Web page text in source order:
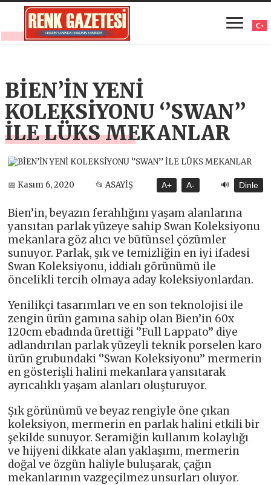
BİEN’İN YENİ
KOLEKSİYONU ‘’SWAN’’
İLE LÜKS MEKANLAR
📅 Kasım 6, 2020 📂 ASAYİŞ A+ A- 🔊 Dinle
Bien’in, beyazın ferahlığını yaşam alanlarına
yansıtan parlak yüzeye sahip Swan Koleksiyonu
mekanlara göz alıcı ve bütünsel çözümler
sunuyor. Parlak, şık ve temizliğin en iyi ifadesi
Swan Koleksiyonu, iddialı görünümü ile
öncelikli tercih olmaya aday koleksiyonlardan.
Yenilikçi tasarımları ve en son teknolojisi ile
zengin ürün gamına sahip olan Bien’in 60x
120cm ebadında ürettiği ‘’Full Lappato’’ diye
adlandırılan parlak yüzeyli teknik porselen karo
ürün grubundaki ‘’Swan Koleksiyonu’’ mermerin
en gösterişli halini mekanlara yansıtarak
ayrıcalıklı yaşam alanları oluşturuyor.
Şık görünümü ve beyaz rengiyle öne çıkan
koleksiyon, mermerin en parlak halini etkili bir
şekilde sunuyor. Seramiğin kullanım kolaylığı
ve hijyeni dikkate alan yaklaşımı, mermerin
doğal ve özgün haliyle buluşarak, çağın
mekanlarının vazgeçilmez unsurları oluyor.